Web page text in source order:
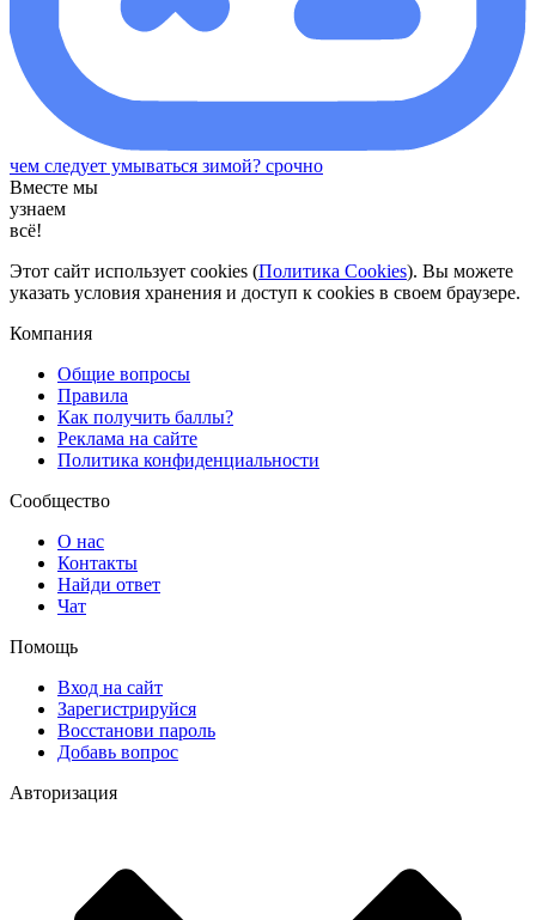
чем следует умываться зимой? срочно​
Вместе мы
узнаем
всё!
Этот сайт использует cookies (Политика Cookies). Вы можете
указать условия хранения и доступ к cookies в своем браузере.
Компания
Общие вопросы
Правила
Как получить баллы?
Реклама на сайте
Политика конфиденциальности
Сообщество
О нас
Контакты
Найди ответ
Чат
Помощь
Вход на сайт
Зарегистрируйся
Восстанови пароль
Добавь вопрос
Авторизация